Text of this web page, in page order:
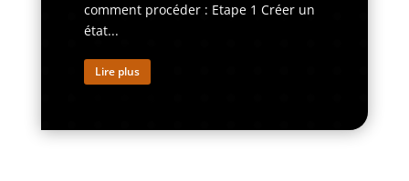
comment procéder : Etape 1 Créer un
état...
Lire plus